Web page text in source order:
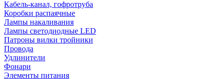
Кабель-канал, гофротруба
Коробки распаячные
Лампы накаливания
Лампы светодиодные LED
Патроны вилки тройники
Провода
Удлинители
Фонари
Элементы питания